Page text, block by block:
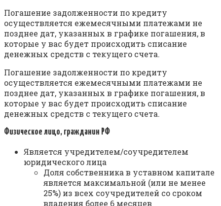
Погашение задолженности по кредиту
осуществляется ежемесячными платежами не
позднее дат, указанных в графике погашения, в
которые у вас будет происходить списание
денежных средств с текущего счета.
Погашение задолженности по кредиту
осуществляется ежемесячными платежами не
позднее дат, указанных в графике погашения, в
которые у вас будет происходить списание
денежных средств с текущего счета.
Физическое лицо, гражданин РФ
Является учредителем/соучредителем
юридического лица
Доля собственника в уставном капитале
является максимальной (или не менее
25%) из всех соучредителей со сроком
владения более 6 месяцев